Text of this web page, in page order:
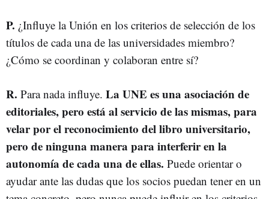
P. ¿Influye la Unión en los criterios de selección de los
títulos de cada una de las universidades miembro?
¿Cómo se coordinan y colaboran entre sí?
R. Para nada influye. La UNE es una asociación de
editoriales, pero está al servicio de las mismas, para
velar por el reconocimiento del libro universitario,
pero de ninguna manera para interferir en la
autonomía de cada una de ellas. Puede orientar o
ayudar ante las dudas que los socios puedan tener en un